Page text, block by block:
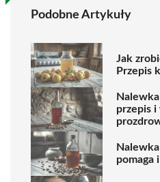
Podobne Artykuły
Jak
Przepis
przepis i
pomaga